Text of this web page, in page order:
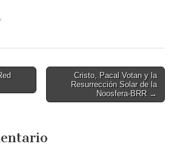
el
Cristo, Pacal Votan y la
Resurrección Solar de la
Noosfera-BRR →